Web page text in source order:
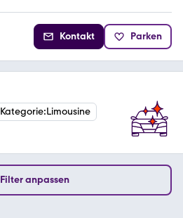
Kontakt Parken
Kategorie:Limousine
Filter anpassen